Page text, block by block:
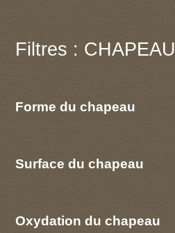
Filtres : CHAPEAU
Forme du chapeau
Surface du chapeau
Oxydation du chapeau